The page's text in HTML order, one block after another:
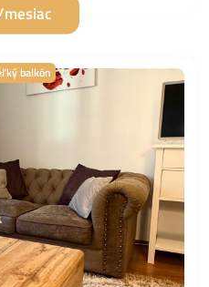
balkón